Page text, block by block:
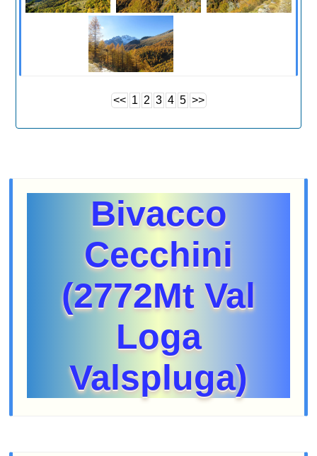
<< 1 2 3 4 5 >>
Bivacco
Cecchini
(2772Mt Val
Loga
Valspluga)